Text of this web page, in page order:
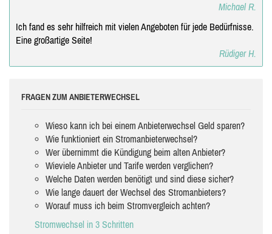
Michael R.
Ich fand es sehr hilfreich mit vielen Angeboten für jede Bedürfnisse.
Eine großartige Seite!
Rüdiger H.
FRAGEN ZUM ANBIETERWECHSEL
Wieso kann ich bei einem Anbieterwechsel Geld sparen?
Wie funktioniert ein Stromanbieterwechsel?
Wer übernimmt die Kündigung beim alten Anbieter?
Wieviele Anbieter und Tarife werden verglichen?
Welche Daten werden benötigt und sind diese sicher?
Wie lange dauert der Wechsel des Stromanbieters?
Worauf muss ich beim Stromvergleich achten?
Stromwechsel in 3 Schritten